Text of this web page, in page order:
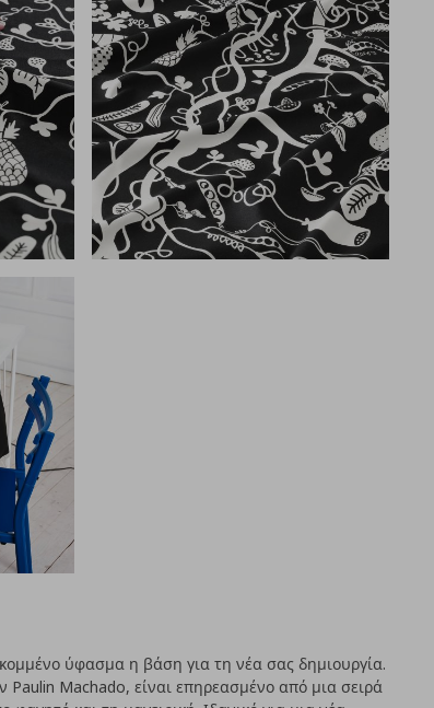
κομμένο ύφασμα η βάση για τη νέα σας δημιουργία.
Paulin Machado, είναι επηρεασμένο από μια σειρά